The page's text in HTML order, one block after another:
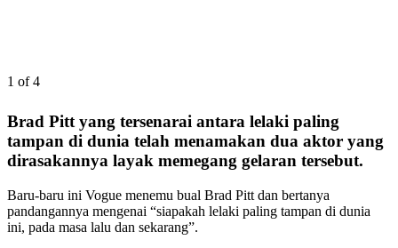
1 of 4
Brad Pitt yang tersenarai antara lelaki paling
tampan di dunia telah menamakan dua aktor yang
dirasakannya layak memegang gelaran tersebut.
Baru-baru ini Vogue menemu bual Brad Pitt dan bertanya
pandangannya mengenai “siapakah lelaki paling tampan di dunia
ini, pada masa lalu dan sekarang”.